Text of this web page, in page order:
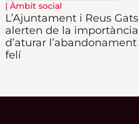
| Àmbit social
L’Ajuntament i Reus Gats
alerten de la importància
d’aturar l’abandonament
felí